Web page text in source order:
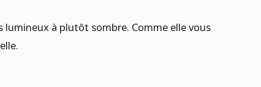
lumineux à plutôt sombre. Comme elle vous